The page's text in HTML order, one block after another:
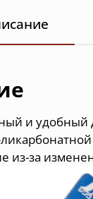
и удобный
из-за